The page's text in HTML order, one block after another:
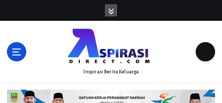
Inspirasi Berita Keluarga